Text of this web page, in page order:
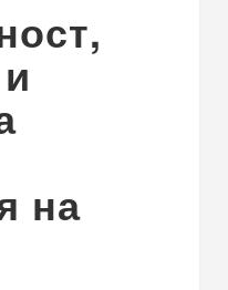
на